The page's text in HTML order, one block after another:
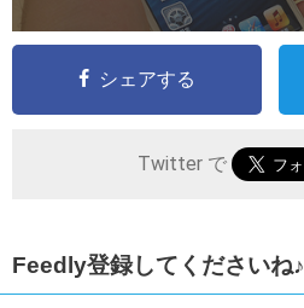
シェアする
Twitter で
Feedly登録してくださいね♪